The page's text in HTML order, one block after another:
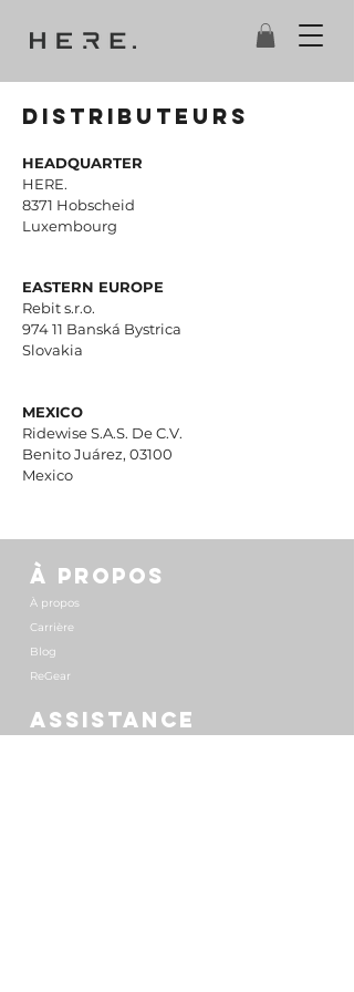
Distributeurs
HEADQUARTER
HERE.
8371 Hobscheid
Luxembourg
EASTERN EUROPE
Rebit s.r.o.
974 11 Banská Bystrica
Slovakia
MEXICO
Ridewise S.A.S. De C.V.
Benito Juárez, 03100
Mexico
À PROPOS
À propos
Carrière
Blog
ReGear
ASSISTANCE